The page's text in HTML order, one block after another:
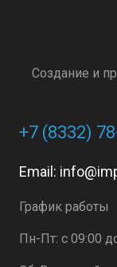
Создание и
+7 (8332)
Email:
График работы
Пн-Пт: с 09:00